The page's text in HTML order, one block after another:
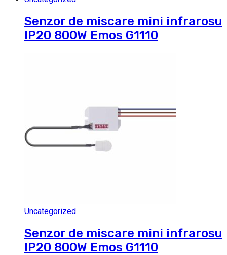
Senzor de miscare mini infrarosu
IP20 800W Emos G1110
Uncategorized
Senzor de miscare mini infrarosu
IP20 800W Emos G1110